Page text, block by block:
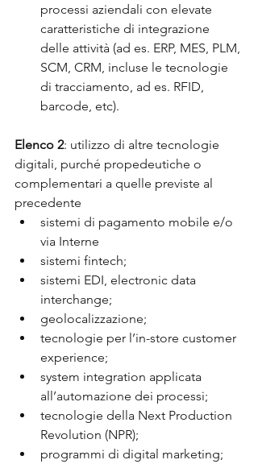
processi aziendali con elevate
caratteristiche di integrazione
delle attività (ad es. ERP, MES, PLM,
SCM, CRM, incluse le tecnologie
di tracciamento, ad es. RFID,
barcode, etc).
Elenco 2: utilizzo di altre tecnologie
digitali, purché propedeutiche o
complementari a quelle previste al
precedente
sistemi di pagamento mobile e/o
via Interne
sistemi fintech;
sistemi EDI, electronic data
interchange;
geolocalizzazione;
tecnologie per l’in-store customer
experience;
system integration applicata
all’automazione dei processi;
tecnologie della Next Production
Revolution (NPR);
programmi di digital marketing;